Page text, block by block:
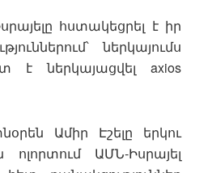
հստակեցրել է իր
ներկայումս
է ներկայացվել axios
Ամիր Էշելը երկու
ԱՄՆ-Իսրայել